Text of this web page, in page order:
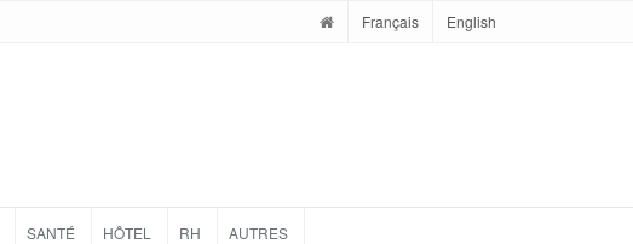
Français English
SANTÉ HÔTEL RH AUTRES